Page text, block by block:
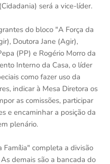
será a vice-líder.
do bloco "A Força da
Doutora Jane (Agir),
(PP) e Rogério Morro da
Interno da Casa, o líder
como fazer uso da
indicar à Mesa Diretora os
as comissões, participar
e encaminhar a posição da
plenário.
Família" completa a divisão
demais são a bancada do